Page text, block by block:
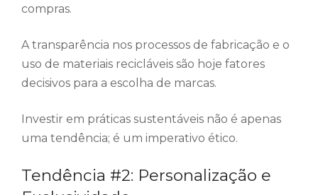
compras.
A transparência nos processos de fabricação e o
uso de materiais recicláveis são hoje fatores
decisivos para a escolha de marcas.
Investir em práticas sustentáveis não é apenas
uma tendência; é um imperativo ético.
Tendência #2: Personalização e